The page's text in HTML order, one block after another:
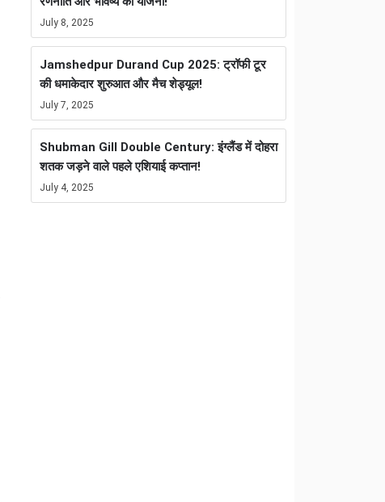
July 8, 2025
Jamshedpur Durand Cup 2025: ट्रॉफी टूर
की धमाकेदार शुरुआत और मैच शेड्यूल!
July 7, 2025
Shubman Gill Double Century: इंग्लैंड में दोहरा
शतक जड़ने वाले पहले एशियाई कप्तान!
July 4, 2025